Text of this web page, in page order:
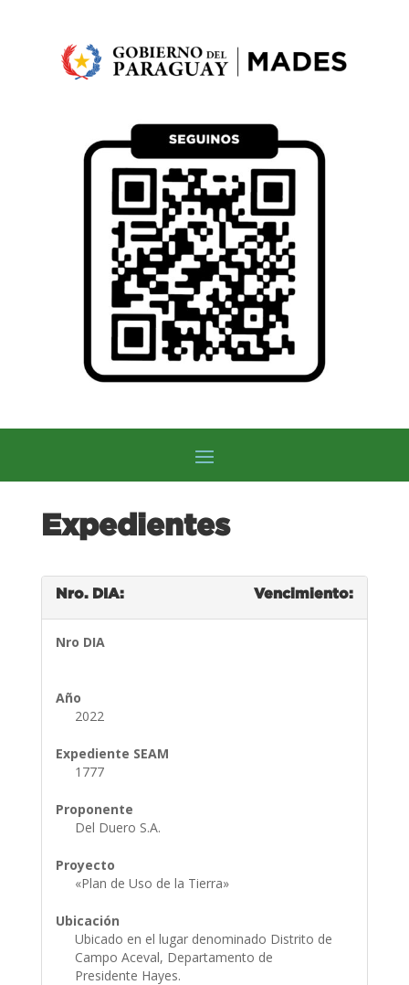
Expedientes
Nro. DIA: Vencimiento:
Nro DIA
Año
2022
Expediente SEAM
1777
Proponente
Del Duero S.A.
Proyecto
«Plan de Uso de la Tierra»
Ubicación
Ubicado en el lugar denominado Distrito de
Campo Aceval, Departamento de
Presidente Hayes.